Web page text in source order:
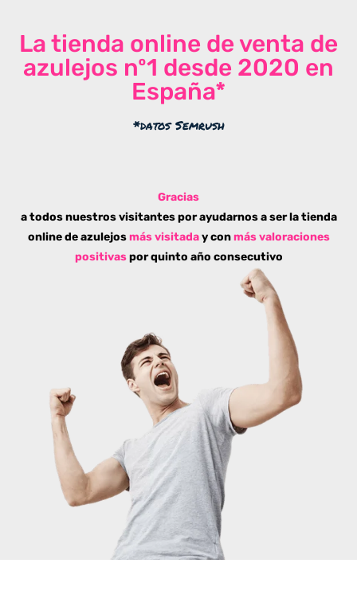
La tienda online de venta de
azulejos nº1 desde 2020 en
España*
*datos Semrush
Gracias
a todos nuestros visitantes por ayudarnos a ser la tienda
online de azulejos más visitaday conmás valoraciones
positivaspor quinto año consecutivo